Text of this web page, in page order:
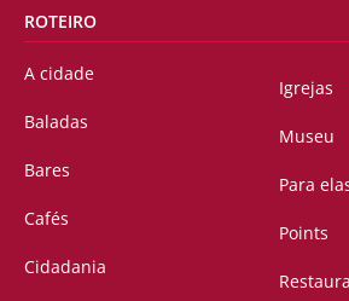
ROTEIRO
A cidade
Baladas
Bares
Cafés
Cidadania
Igrejas
Museu
Para
Points